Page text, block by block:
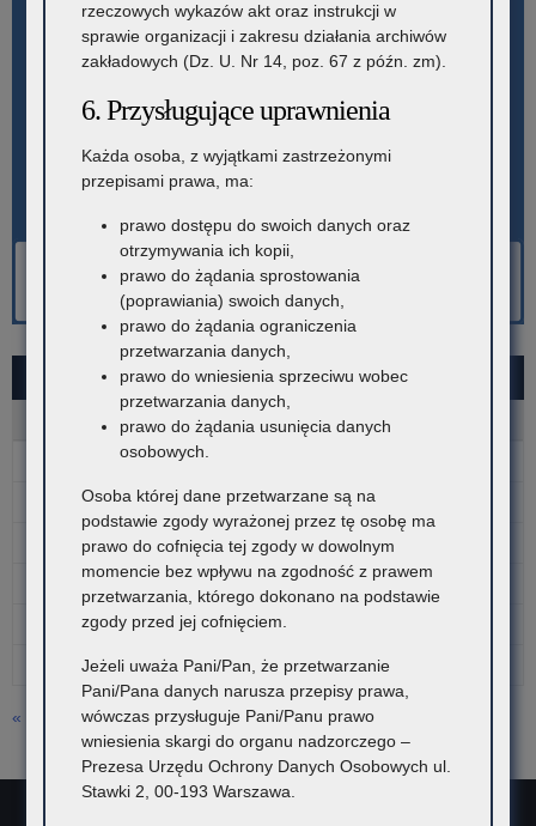
SIERPIEŃ 2026
W Ś C P
4 5 6 7
11 12 13 14
18 19 20 21 22
25 26 27
« lip
rzeczowych wykazów akt oraz instrukcji w
sprawie organizacji i zakresu działania archiwów
zakładowych (Dz. U. Nr 14, poz. 67 z późn. zm).
6. Przysługujące uprawnienia
Każda osoba, z wyjątkami zastrzeżonymi
przepisami prawa, ma:
prawo dostępu do swoich danych oraz
otrzymywania ich kopii,
prawo do żądania sprostowania
(poprawiania) swoich danych,
prawo do żądania ograniczenia
przetwarzania danych,
prawo do wniesienia sprzeciwu wobec
przetwarzania danych,
prawo do żądania usunięcia danych
osobowych.
Osoba której dane przetwarzane są na
podstawie zgody wyrażonej przez tę osobę ma
prawo do cofnięcia tej zgody w dowolnym
momencie bez wpływu na zgodność z prawem
przetwarzania, którego dokonano na podstawie
zgody przed jej cofnięciem.
Jeżeli uważa Pani/Pan, że przetwarzanie
Pani/Pana danych narusza przepisy prawa,
wówczas przysługuje Pani/Panu prawo
wniesienia skargi do organu nadzorczego –
Prezesa Urzędu Ochrony Danych Osobowych ul.
Stawki 2, 00-193 Warszawa.